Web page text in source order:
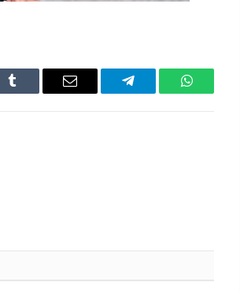
Tumblr Email Telegram WhatsApp